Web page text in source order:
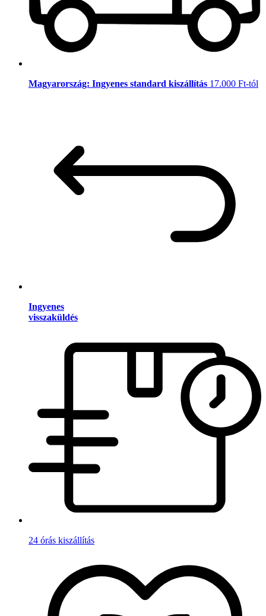
Magyarország: Ingyenes standard kiszállítás 17.000 Ft-tól
Ingyenes
visszaküldés
24 órás kiszállítás